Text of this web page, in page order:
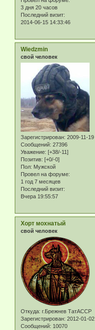
3 дня 20 часов
Последний визит:
2014-06-15 14:33:46
Wiedzmin
свой человек
Зарегистрирован: 2009-11-19
Сообщений: 27396
Уважение: [+38/-11]
Позитив: [+0/-0]
Пол: Мужской
Провел на форуме:
1 год 7 месяцев
Последний визит:
Вчера 19:55:57
Хорт мохнатый
свой человек
Откуда: г.Брежнев ТатАССР
Зарегистрирован: 2012-01-02
Сообщений: 10070